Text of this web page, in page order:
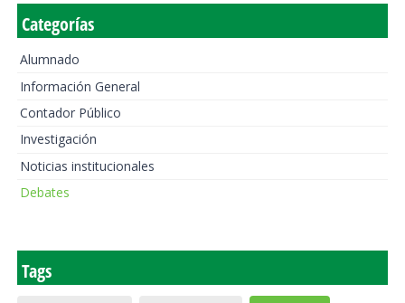
Categorías
Alumnado
Información General
Contador Público
Investigación
Noticias institucionales
Debates
Tags